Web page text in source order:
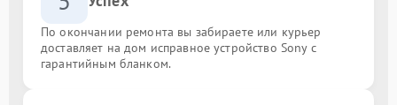
По окончании ремонта вы забираете или курьер
доставляет на дом исправное устройство Sony с
гарантийным бланком.